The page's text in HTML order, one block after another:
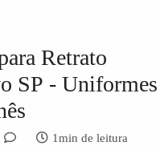
Retrato
SP - Uniformes
1min de leitura